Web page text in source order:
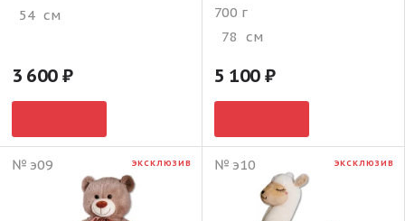
54 см
3 600
700 г
78 см
5 100
№ э09 ЭКСКЛЮЗИВ № э10 ЭКСКЛЮЗИВ